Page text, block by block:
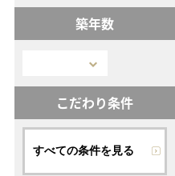
築年数
こだわり条件
すべての条件を見る